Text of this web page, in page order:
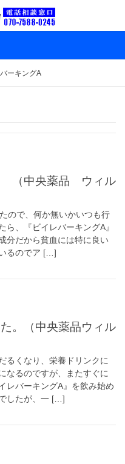
ーキングA
ので、何か無いかいつも行
ら、『ビイレバーキングA』
分だから貧血には特に良い
るのでア […]
るくなり、栄養ドリンクに
なるのですが、またすぐに
レバーキングA』を飲み始め
したが、一 […]